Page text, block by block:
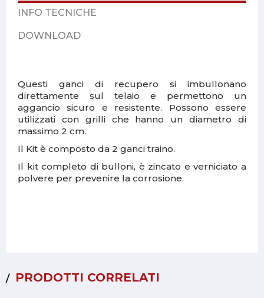
INFO TECNICHE
DOWNLOAD
Questi ganci di recupero si imbullonano
direttamente sul telaio e permettono un
aggancio sicuro e resistente. Possono essere
utilizzati con grilli che hanno un diametro di
massimo 2 cm.
Il Kit è composto da 2 ganci traino.
Il kit completo di bulloni, è zincato e verniciato a
polvere per prevenire la corrosione.
PRODOTTI CORRELATI